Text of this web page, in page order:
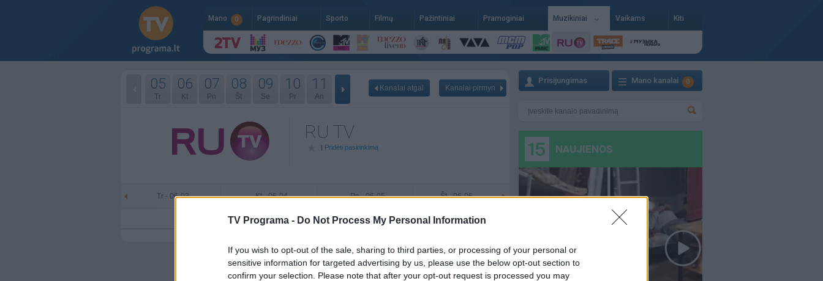
TV Programa - Do Not Process My Personal Information
If you wish to opt-out of the sale, sharing to third parties, or processing of your personal or
sensitive information for targeted advertising by us, please use the below opt-out section to
confirm your selection. Please note that after your opt-out request is processed you may
Mano 0 Pagrindiniai Sporto Filmų Pažintiniai Pramoginiai Muzikiniai Vaikams Kiti
05
Tr
06
Kt
07
Pn
08
Št
09
Se
10
Pr
11
An
Kanalai atgal Kanalai pirmyn
RU TV
| Pridėti pasirinkimą
Tr - 06-03 Kt - 06-04 Pn - 06-05 Št - 06-06
Prisijungimas Mano kanalai 0